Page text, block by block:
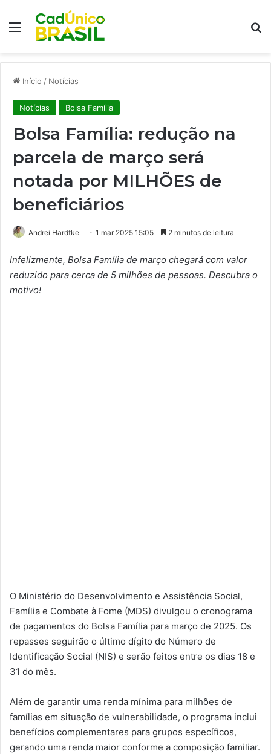
Menu
Início / Notícias
Notícias Bolsa Família
Bolsa Família: redução na
parcela de março será
notada por MILHÕES de
beneficiários
Andrei Hardtke 1 mar 2025 15:05 2 minutos de leitura
Infelizmente, Bolsa Família de março chegará com valor
reduzido para cerca de 5 milhões de pessoas. Descubra o
motivo!
O Ministério do Desenvolvimento e Assistência Social,
Família e Combate à Fome (MDS) divulgou o cronograma
de pagamentos do Bolsa Família para março de 2025. Os
repasses seguirão o último dígito do Número de
Identificação Social (NIS) e serão feitos entre os dias 18 e
31 do mês.
Além de garantir uma renda mínima para milhões de
famílias em situação de vulnerabilidade, o programa inclui
benefícios complementares para grupos específicos,
gerando uma renda maior conforme a composição familiar.